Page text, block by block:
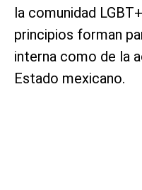
la comunidad
principios forman
interna como de la
Estado mexicano.